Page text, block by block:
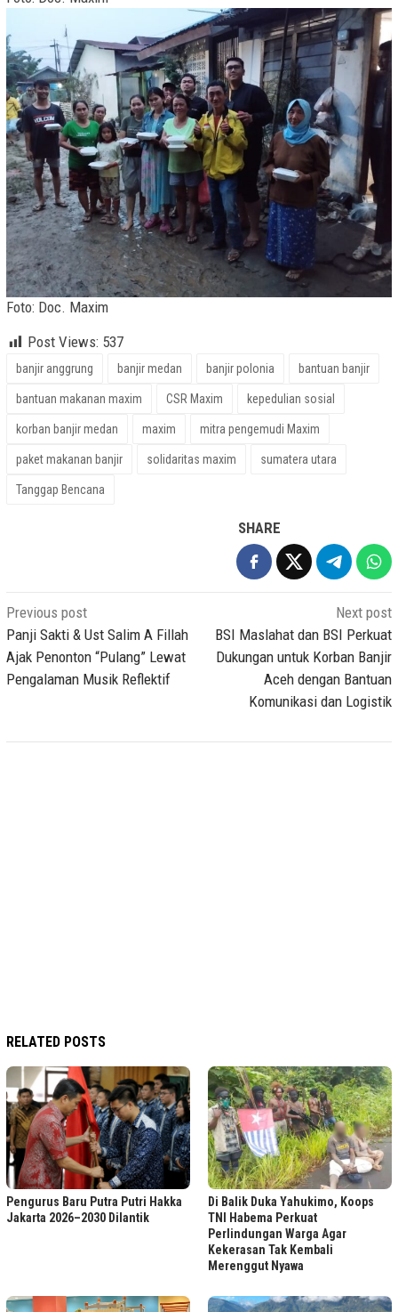
Foto: Doc. Maxim
Post Views: 537
banjir anggrung banjir medan banjir polonia bantuan banjir
bantuan makanan maxim CSR Maxim kepedulian sosial
korban banjir medan maxim mitra pengemudi Maxim
paket makanan banjir solidaritas maxim sumatera utara
Tanggap Bencana
SHARE
Post
navigation
Previous post
Panji Sakti & Ust Salim A Fillah
Ajak Penonton “Pulang” Lewat
Pengalaman Musik Reflektif
Next post
BSI Maslahat dan BSI Perkuat
Dukungan untuk Korban Banjir
Aceh dengan Bantuan
Komunikasi dan Logistik
RELATED POSTS
Pengurus Baru Putra Putri Hakka
Jakarta 2026–2030 Dilantik
Di Balik Duka Yahukimo, Koops
TNI Habema Perkuat
Perlindungan Warga Agar
Kekerasan Tak Kembali
Merenggut Nyawa